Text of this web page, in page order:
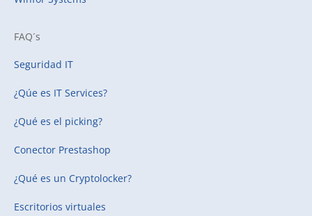
FAQ´s
Seguridad IT
¿Qúe es IT Services?
¿Qué es el picking?
Conector Prestashop
¿Qué es un Cryptolocker?
Escritorios virtuales